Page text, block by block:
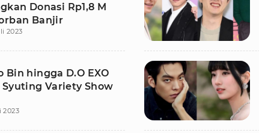
Donasi Rp1,8 M
Banjir
2023
Bin hingga D.O EXO
Variety Show
2023